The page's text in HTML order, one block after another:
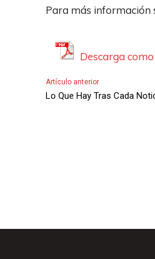
Para más información
Descarga
Artículo anterior
Lo Que Hay Tras Cada